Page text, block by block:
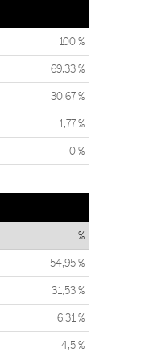
100 %
69,33 %
30,67 %
1,77 %
0 %
%
54,95 %
31,53 %
6,31 %
4,5 %